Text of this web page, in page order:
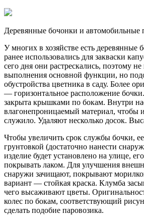
Деревянные бочонки и
У многих в хозяйстве есть деревянные
ранее использовались для закваски
сего дня они растрескались, поэтому
выполнения основной функции, но
обустройства цветника в саду. Более
— горизонтальное расположение
закрыта крышками по бокам. Внутри
влагонепроницаемый материал, чтобы
служило. Удаляют несколько досок.
Чтобы увеличить срок службы бочки,
грунтовкой (достаточно нанести
изделие будет установлено на улице,
покрывать лаком. Для улучшения
снаружи зачищают, покрывают
вариант — стойкая краска. Клумба
чего высаживают цветы.
колес по бокам, соответствующий
сделать подобие паровозика.